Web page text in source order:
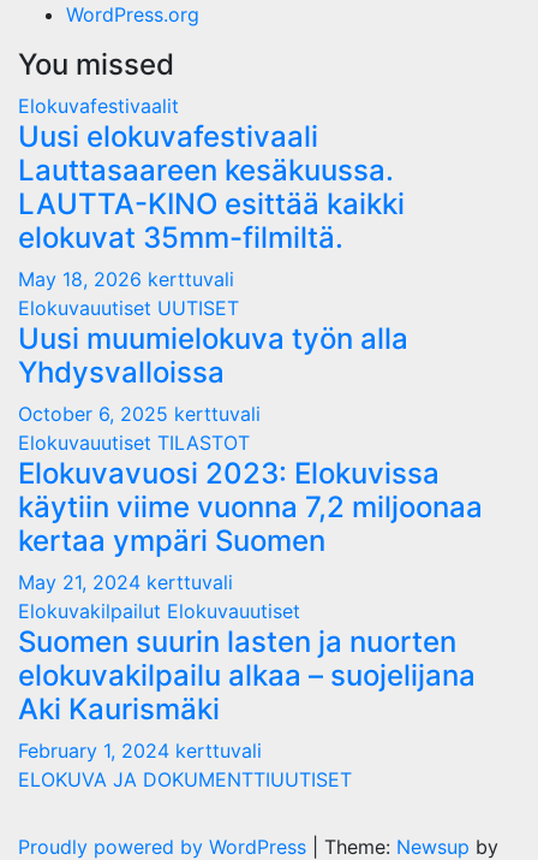
WordPress.org
You missed
Elokuvafestivaalit
Uusi elokuvafestivaali
Lauttasaareen kesäkuussa.
LAUTTA-KINO esittää kaikki
elokuvat 35mm-filmiltä.
May 18, 2026 kerttuvali
Elokuvauutiset UUTISET
Uusi muumielokuva työn alla
Yhdysvalloissa
October 6, 2025 kerttuvali
Elokuvauutiset TILASTOT
Elokuvavuosi 2023: Elokuvissa
käytiin viime vuonna 7,2 miljoonaa
kertaa ympäri Suomen
May 21, 2024 kerttuvali
Elokuvakilpailut Elokuvauutiset
Suomen suurin lasten ja nuorten
elokuvakilpailu alkaa – suojelijana
Aki Kaurismäki
February 1, 2024 kerttuvali
ELOKUVA JA DOKUMENTTIUUTISET
Proudly powered by WordPress Theme: Newsup by